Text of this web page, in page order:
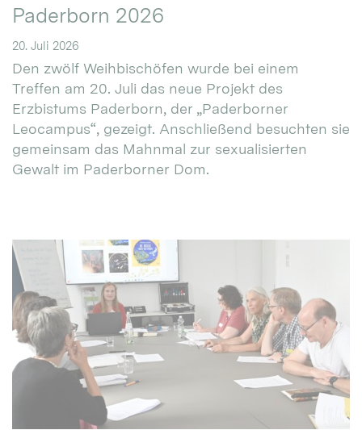
Paderborn 2026
20. Juli 2026
Den zwölf Weihbischöfen wurde bei einem
Treffen am 20. Juli das neue Projekt des
Erzbistums Paderborn, der „Paderborner
Leocampus“, gezeigt. Anschließend besuchten sie
gemeinsam das Mahnmal zur sexualisierten
Gewalt im Paderborner Dom.